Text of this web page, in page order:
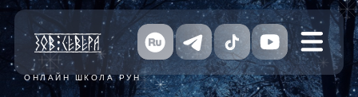
ОНЛАЙН ШКОЛА РУН